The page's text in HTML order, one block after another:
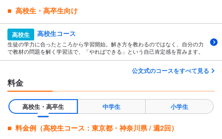
高校生・高卒生向け
高校生 高校生コース
生徒の学力に合ったところから学習開始。解き方を教わるのではなく、自分の力
で教材の問題を解く学習法で、「やればできる」という自己肯定感を育みます。
公文式のコースをすべて見る
料金
高校生・高卒生 中学生 小学生
料金例（高校生コース：東京都・神奈川県 / 週2回）